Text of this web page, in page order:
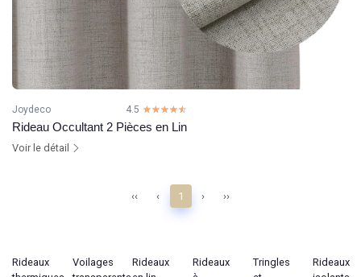
Joydeco 4.5 ☆☆☆☆☆
★★★★★
Rideau Occultant 2 Pièces en Lin
Voir le détail
‹‹ ‹ 1 › ››
Rideaux
Voilages
Rideaux
Rideaux
Tringles
Rideaux